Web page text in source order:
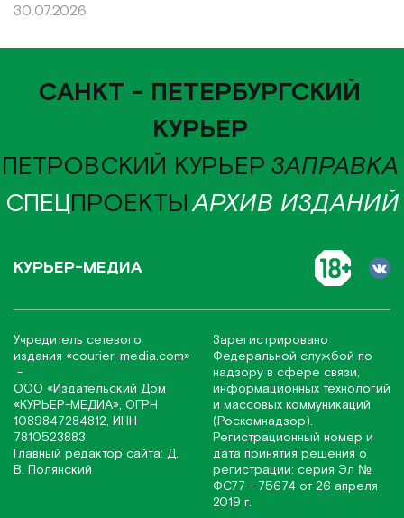
30.07.2026
САНКТ - ПЕТЕРБУРГСКИЙ
КУРЬЕР
ПЕТРОВСКИЙ КУРЬЕР ЗАПРАВКА
СПЕЦПРОЕКТЫАРХИВ ИЗДАНИЙ
КУРЬЕР-МЕДИА
Учредитель сетевого
издания «соurier-media.com»
-
ООО «Издательский Дом
«КУРЬЕР-МЕДИА», ОГРН
1089847284812, ИНН
7810523883
Главный редактор сайта: Д.
В. Полянский
Зарегистрировано
Федеральной службой по
надзору в сфере связи,
информационных технологий
и массовых коммуникаций
(Роскомнадзор).
Регистрационный номер и
дата принятия решения о
регистрации: серия Эл №
ФС77 - 75674 от 26 апреля
2019 г.